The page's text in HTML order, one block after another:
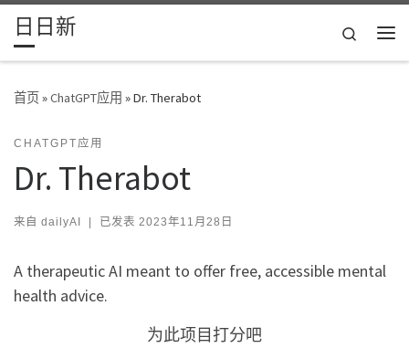
Skip to content
日日新
Search
首页»ChatGPT应用 »Dr. Therabot
CHATGPT应用
Dr. Therabot
来自 dailyAI | 已发表 2023年11月28日
A therapeutic AI meant to offer free, accessible mental
health advice.
为此项目打分吧